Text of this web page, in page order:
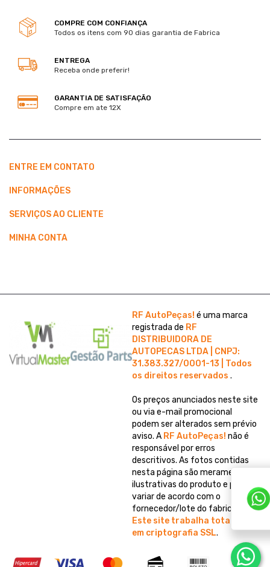
COMPRE COM CONFIANÇA
Todos os itens com 90 dias garantia de Fabrica
ENTREGA
Receba onde preferir!
GARANTIA DE SATISFAÇÃO
Compre em ate 12X
ENTRE EM CONTATO
INFORMAÇÕES
SERVIÇOS AO CLIENTE
MINHA CONTA
RF AutoPeças! é uma marca
registrada de RF
DISTRIBUIDORA DE
AUTOPECAS LTDA | CNPJ:
31.383.327/0001-13 | Todos
os direitos reservados.
Os preços anunciados neste site
ou via e-mail promocional
podem ser alterados sem prévio
aviso. A RF AutoPeças! não é
responsável por erros
descritivos. As fotos contidas
nesta página são meramente
ilustrativas do produto e podem
variar de acordo com o
fornecedor/lote do fabricante.
Este site trabalha totalmente
em criptografia SSL.